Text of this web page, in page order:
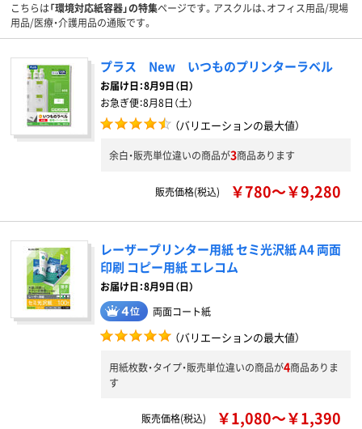
こちらは「環境対応紙容器」の特集ページです。アスクルは、オフィス用品/現場
用品/医療・介護用品の通販です。
プラス New いつものプリンターラベル
お届け日：8月9日（日）
お急ぎ便：8月8日（土）
（バリエーションの最大値）
余白・販売単位違いの商品が3商品あります
販売価格(税込) ￥780～￥9,280
レーザープリンター用紙 セミ光沢紙 A4 両面
印刷 コピー用紙 エレコム
お届け日：8月9日（日）
両面コート紙
（バリエーションの最大値）
用紙枚数・タイプ・販売単位違いの商品が4商品ありま
す
販売価格(税込) ￥1,080～￥1,390